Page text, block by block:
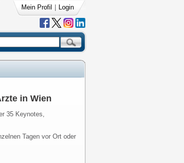
Mein Profil Login
in Wien
35 Keynotes,
Tagen vor Ort oder